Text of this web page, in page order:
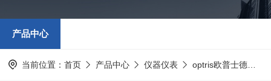
产品中心
当前位置： 首页 产品中心 仪器仪表 optris欧普士德国